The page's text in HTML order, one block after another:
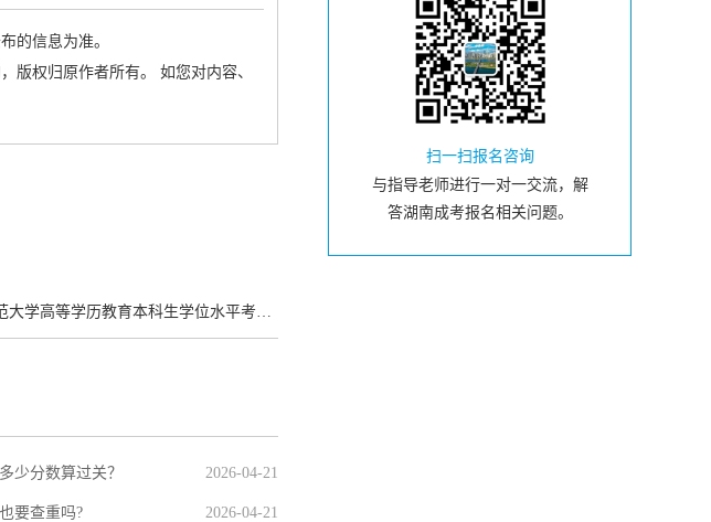
的信息为准。
版权归原作者所有。 如您对内容、
高等学历教育本科生学位水平考试通知！
2026-04-21
少分数算过关？
2026-04-21
要查重吗?
扫一扫报名咨询
与指导老师进行一对一交流，解
答湖南成考报名相关问题。